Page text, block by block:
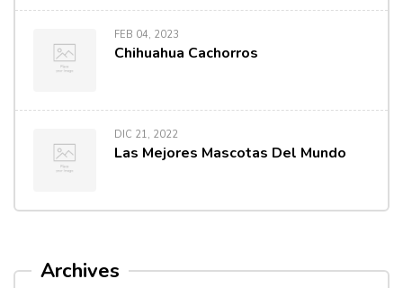
FEB 04, 2023
Chihuahua Cachorros
DIC 21, 2022
Las Mejores Mascotas Del Mundo
Archives